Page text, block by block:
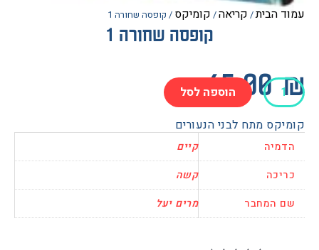
/קריאה/ קומיקס / קופסה שחורה 1
קופסה שחורה 1
הוספה לסל
מתח לבני הנעורים
המחבר
מרים יעל